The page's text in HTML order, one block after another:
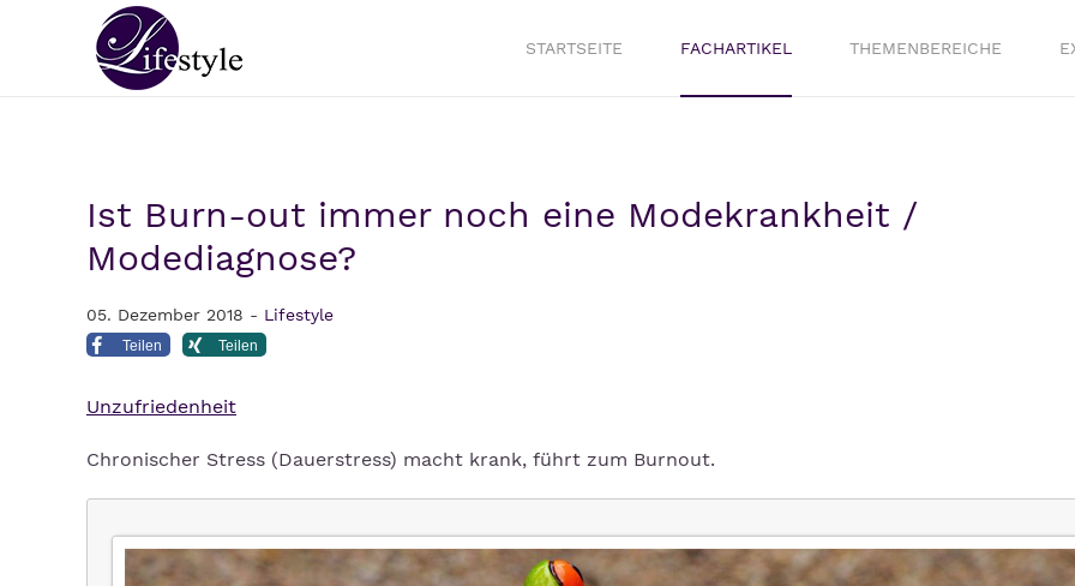
STARTSEITE FACHARTIKEL THEMENBEREICHE
Ist Burn-out immer noch eine Modekrankheit /
Modediagnose?
05. Dezember 2018 - Lifestyle
Teilen Teilen
Unzufriedenheit
Chronischer Stress (Dauerstress) macht krank, führt zum Burnout.